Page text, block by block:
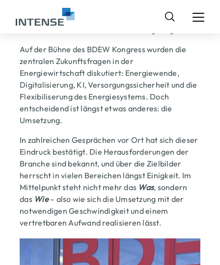
Suchen
Die Energiewirtschaft ist sich über die zentralen
Zukunftsfragen einig – entscheidend wird jedoch,
Auf der Bühne des BDEW Kongress wurden die
zentralen Zukunftsfragen in der
Energiewirtschaft diskutiert: Energiewende,
Digitalisierung, KI, Versorgungssicherheit und die
Flexibiliserung des Energiesystems. Doch
entscheidend ist längst etwas anderes: die
Umsetzung.
In zahlreichen Gesprächen vor Ort hat sich dieser
Eindruck bestätigt. Die Herausforderungen der
Branche sind bekannt, und über die Zielbilder
herrscht in vielen Bereichen längst Einigkeit. Im
Mittelpunkt steht nicht mehr das Was, sondern
das Wie – also wie sich die Umsetzung mit der
notwendigen Geschwindigkeit und einem
vertretbaren Aufwand realisieren lässt.